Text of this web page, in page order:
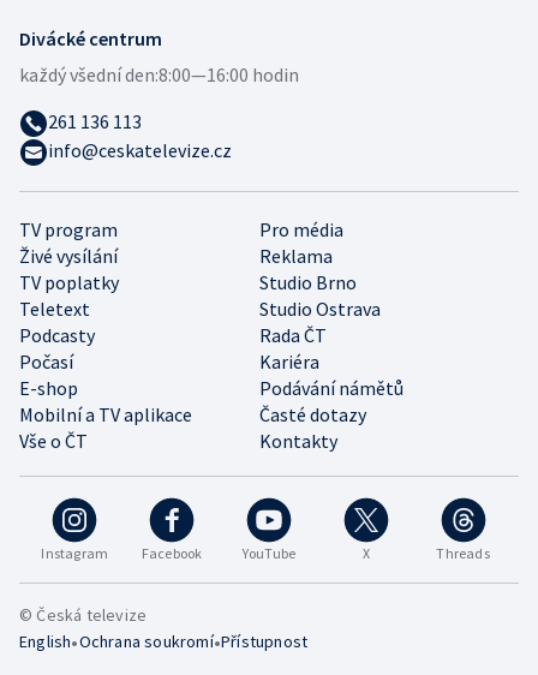
Instagram Facebook YouTube X Threads
TV program
Pro média
Živé vysílání
Reklama
TV poplatky
Studio Brno
Teletext
Studio Ostrava
Podcasty
Rada ČT
Počasí
Kariéra
E-shop
Podávání námětů
Mobilní a TV aplikace
Časté dotazy
Vše o ČT
Kontakty
Divácké centrum
každý všední den:8:00—16:00 hodin
261 136 113
info@ceskatelevize.cz
© Česká televize
English•Ochrana soukromí•Přístupnost